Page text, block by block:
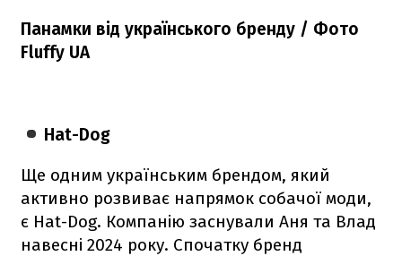
Панамки від українського бренду / Фото
Fluffy UA
Hat-Dog
Ще одним українським брендом, який
активно розвиває напрямок собачої моди,
є Hat-Dog. Компанію заснували Аня та Влад
навесні 2024 року. Спочатку бренд